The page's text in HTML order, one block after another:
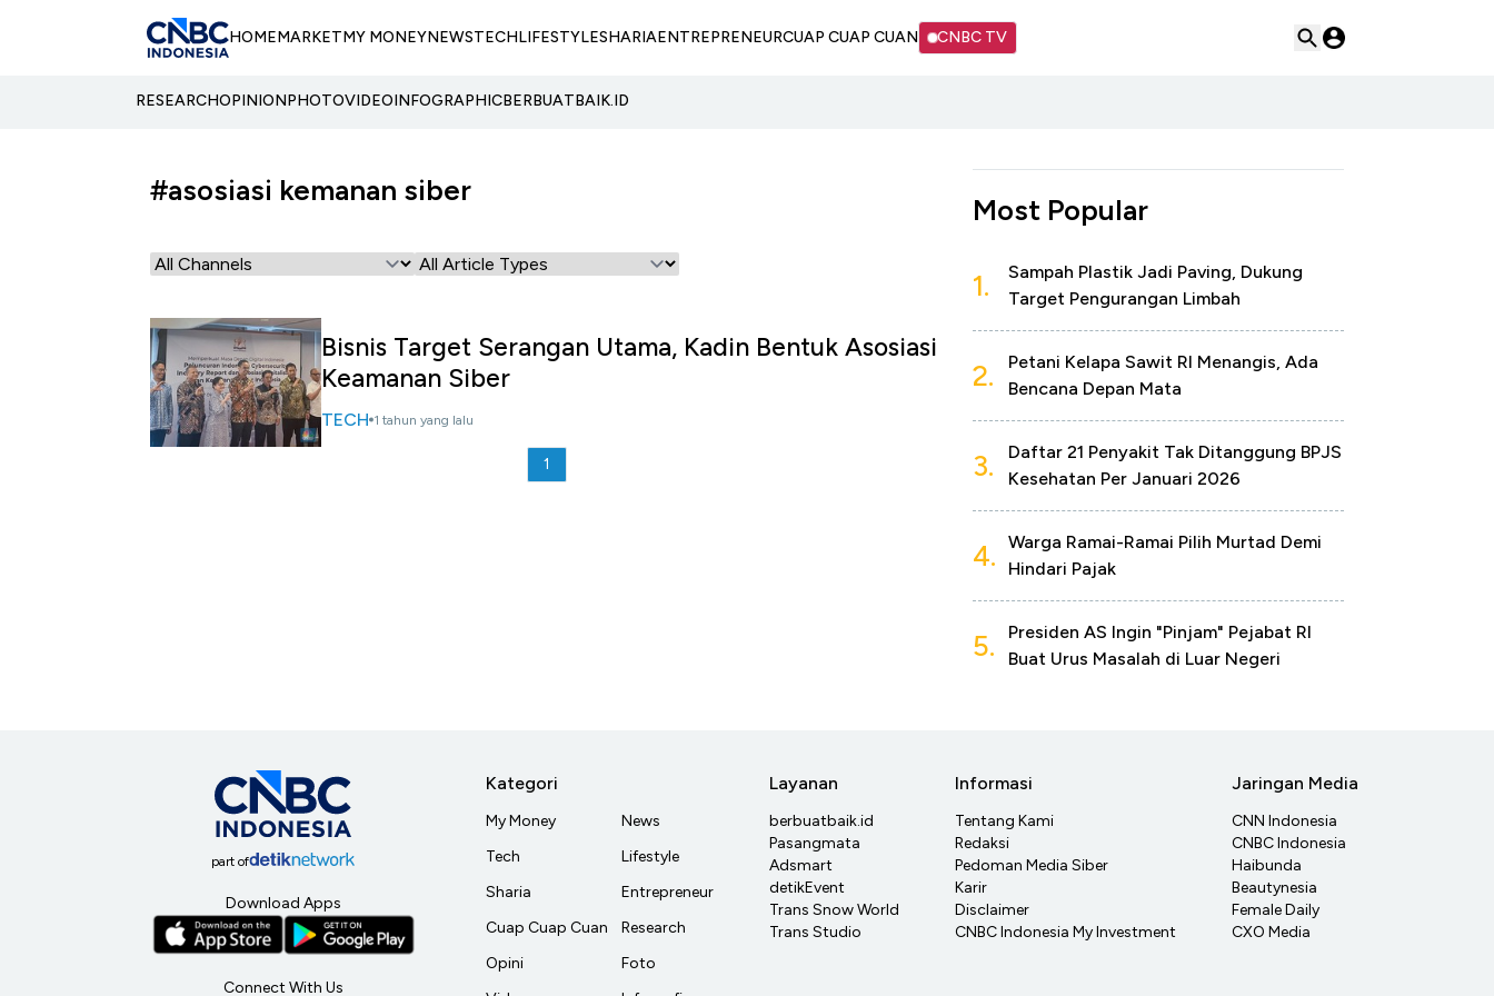
HOMEMARKETMY MONEYNEWSTECHLIFESTYLESHARIAENTREPRENEURCUAP CUAP CUAN CNBC TV
RESEARCHOPINIONPHOTOVIDEOINFOGRAPHICBERBUATBAIK.ID
#asosiasi kemanan siber
Bisnis Target Serangan Utama, Kadin Bentuk Asosiasi
Keamanan Siber
TECH 1 tahun yang lalu
1
Most Popular
1.
Sampah Plastik Jadi Paving, Dukung
Target Pengurangan Limbah
2.
Petani Kelapa Sawit RI Menangis, Ada
Bencana Depan Mata
3.
Daftar 21 Penyakit Tak Ditanggung BPJS
Kesehatan Per Januari 2026
4.
Warga Ramai-Ramai Pilih Murtad Demi
Hindari Pajak
5.
Presiden AS Ingin "Pinjam" Pejabat RI
Buat Urus Masalah di Luar Negeri
part of
Download Apps
Connect With Us
Kategori
My Money
Tech
Sharia
Cuap Cuap Cuan
Opini
News
Lifestyle
Entrepreneur
Research
Foto
Layanan
berbuatbaik.id
Pasangmata
Adsmart
detikEvent
Trans Snow World
Trans Studio
Informasi
Tentang Kami
Redaksi
Pedoman Media Siber
Karir
Disclaimer
CNBC Indonesia My Investment
Jaringan Media
CNN Indonesia
CNBC Indonesia
Haibunda
Beautynesia
Female Daily
CXO Media